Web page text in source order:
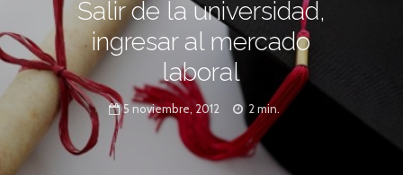
Salir de la universidad,
ingresar al mercado
laboral
5 noviembre, 2012 2 min.